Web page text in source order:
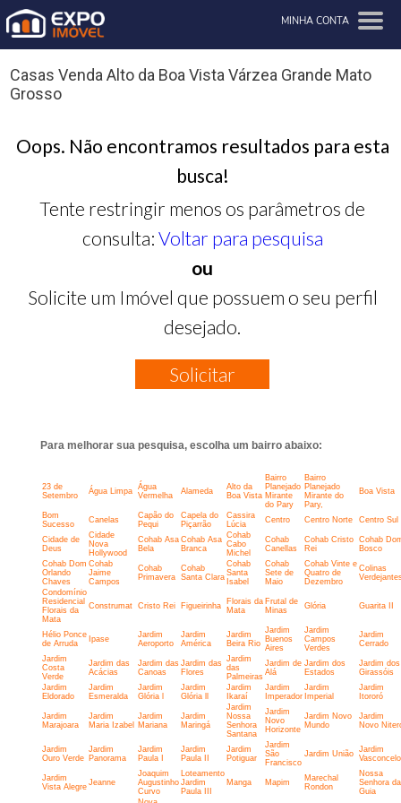
MINHA CONTA
Casas Venda Alto da Boa Vista Várzea Grande Mato
Grosso
Oops. Não encontramos resultados para esta
busca!
Tente restringir menos os parâmetros de
consulta: Voltar para pesquisa
ou
Solicite um Imóvel que possuem o seu perfil
desejado.
Solicitar
Para melhorar sua pesquisa, escolha um bairro abaixo:
23 de
Setembro
Água Limpa
Água
Vermelha
Alameda
Alto da
Boa Vista
Bairro
Planejado
Mirante
do Pary
Bairro
Planejado
Mirante do
Pary,
Boa Vista
Bom
Sucesso
Canelas
Capão do
Pequi
Capela do
Piçarrão
Cassira
Lúcia
Centro Centro Norte Centro Sul
Cidade de
Deus
Cidade
Nova
Hollywood
Cohab Asa
Bela
Cohab Asa
Branca
Cohab
Cabo
Michel
Cohab
Canellas
Cohab Cristo
Rei
Cohab
Bosco
Cohab Dom
Orlando
Chaves
Cohab
Jaime
Campos
Cohab
Primavera
Cohab
Santa Clara
Cohab
Santa
Isabel
Cohab
Sete de
Maio
Cohab Vinte e
Quatro de
Dezembro
Colinas
Condomínio
Residencial
Florais da
Mata
Construmat Cristo Rei Figueirinha
Florais da
Mata
Frutal de
Minas
Glória Guarita II
Hélio Ponce
de Arruda
Ipase
Jardim
Aeroporto
Jardim
América
Jardim
Beira Rio
Jardim
Buenos
Aires
Jardim
Campos
Verdes
Jardim
Cerrado
Jardim
Costa
Verde
Jardim das
Acácias
Jardim das
Canoas
Jardim das
Flores
Jardim
das
Palmeiras
Jardim de
Alá
Jardim dos
Estados
Jardim dos
Girassóis
Jardim
Eldorado
Jardim
Esmeralda
Jardim
Glória l
Jardim
Glória ll
Jardim
Ikaraí
Jardim
Imperador
Jardim
Imperial
Jardim
Itororó
Jardim
Marajoara
Jardim
Maria Izabel
Jardim
Mariana
Jardim
Maringá
Jardim
Nossa
Senhora
Santana
Jardim
Novo
Horizonte
Jardim Novo
Mundo
Jardim
Novo
Jardim
Ouro Verde
Jardim
Panorama
Jardim
Paula I
Jardim
Paula II
Jardim
Potiguar
Jardim
São
Francisco
Jardim União
Jardim
Jardim
Vista Alegre Jeanne
Joaquim
Augustinho
Curvo
Loteamento
Jardim
Paula III
Manga Mapim
Marechal
Rondon
Nossa
Senhora da
Guia